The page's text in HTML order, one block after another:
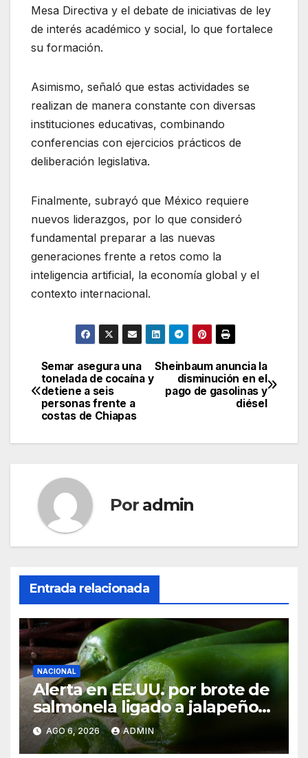
Mesa Directiva y el debate de iniciativas de ley
de interés académico y social, lo que fortalece
su formación.
Asimismo, señaló que estas actividades se
realizan de manera constante con diversas
instituciones educativas, combinando
conferencias con ejercicios prácticos de
deliberación legislativa.
Finalmente, subrayó que México requiere
nuevos liderazgos, por lo que consideró
fundamental preparar a las nuevas
generaciones frente a retos como la
inteligencia artificial, la economía global y el
contexto internacional.
Navegación
de
entradas
Sheinbaum anuncia la
disminución en el
pago de gasolinas y
diésel
Semar asegura una
tonelada de cocaína y
detiene a seis
personas frente a
costas de Chiapas
Por admin
Entrada relacionada
NACIONAL
Alerta en EE.UU. por brote de
salmonela ligado a jalapeños
mexicanos; reportan 345
casos
AGO 6, 2026 ADMIN